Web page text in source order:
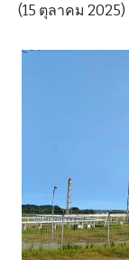
(15 ตุลาคม 2025)